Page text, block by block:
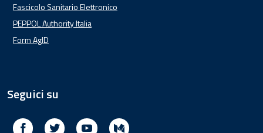
Fascicolo Sanitario Elettronico
PEPPOL Authority Italia
Form AgID
Seguici su
Facebook Twitter Youtube